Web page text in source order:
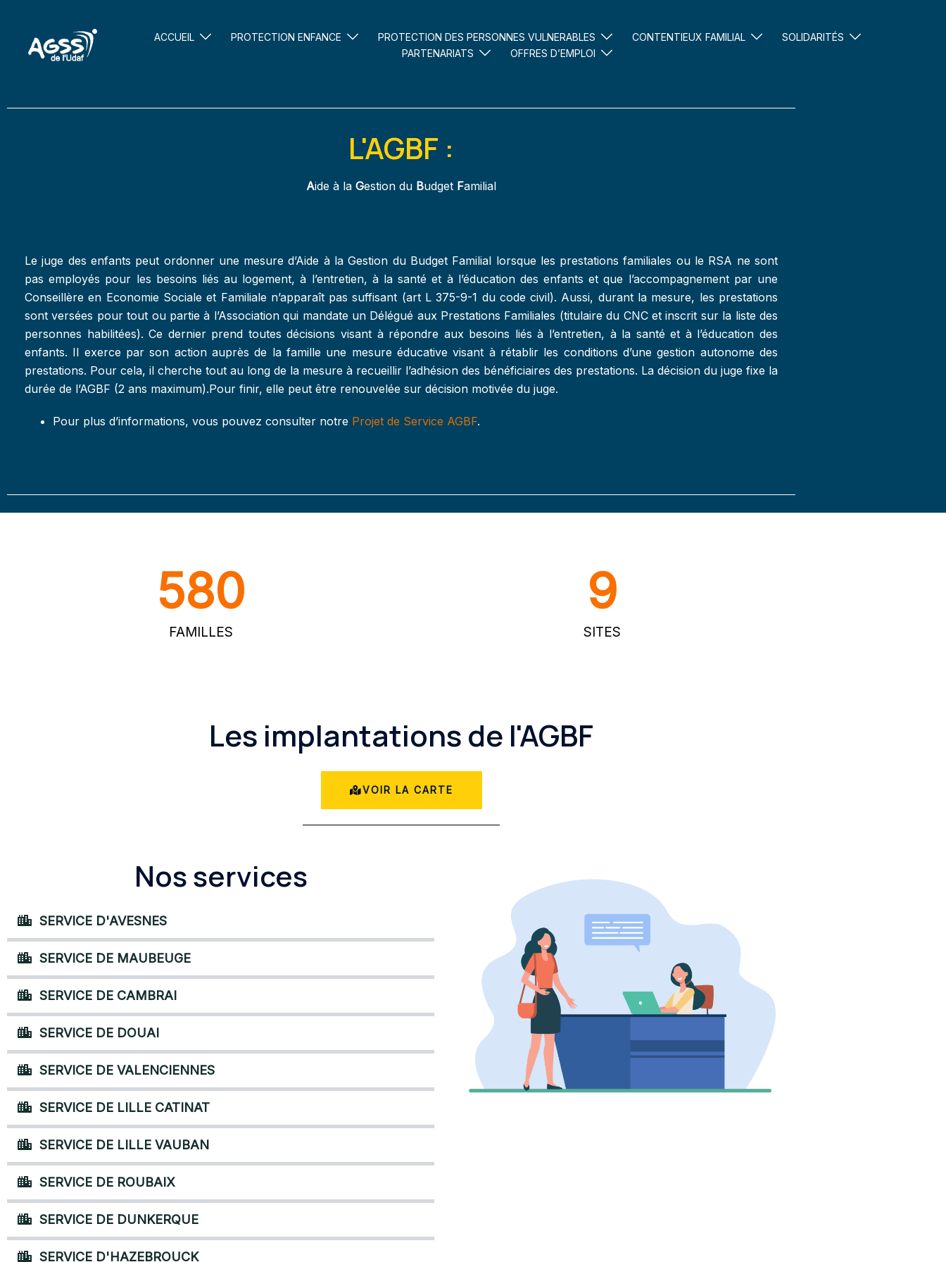
ACCUEIL PROTECTION ENFANCE PROTECTION DES PERSONNES VULNERABLES CONTENTIEUX FAMILIAL
SOLIDARITÉS
PARTENARIATS
OFFRES D’EMPLOI
L'AGBF :
Aide à la Gestion du Budget Familial
Le juge des enfants peut ordonner une mesure d’Aide à la Gestion du Budget Familial lorsque les prestations familiales ou le RSA ne sont
pas employés pour les besoins liés au logement, à l’entretien, à la santé et à l’éducation des enfants et que l’accompagnement par une
Conseillère en Economie Sociale et Familiale n’apparaît pas suffisant (art L 375-9-1 du code civil). Aussi, durant la mesure, les prestations
sont versées pour tout ou partie à l’Association qui mandate un Délégué aux Prestations Familiales (titulaire du CNC et inscrit sur la liste des
personnes habilitées). Ce dernier prend toutes décisions visant à répondre aux besoins liés à l’entretien, à la santé et à l’éducation des
enfants. Il exerce par son action auprès de la famille une mesure éducative visant à rétablir les conditions d’une gestion autonome des
prestations. Pour cela, il cherche tout au long de la mesure à recueillir l’adhésion des bénéficiaires des prestations. La décision du juge fixe la
durée de l’AGBF (2 ans maximum).Pour finir, elle peut être renouvelée sur décision motivée du juge.
Pour plus d’informations, vous pouvez consulter notre Projet de Service AGBF.
FAMILLES
580
SITES
9
Les implantations de l'AGBF
VOIR LA CARTE
Nos services
SERVICE D'AVESNES
SERVICE DE MAUBEUGE
SERVICE DE CAMBRAI
SERVICE DE DOUAI
SERVICE DE VALENCIENNES
SERVICE DE LILLE CATINAT
SERVICE DE LILLE VAUBAN
SERVICE DE ROUBAIX
SERVICE DE DUNKERQUE
SERVICE D'HAZEBROUCK